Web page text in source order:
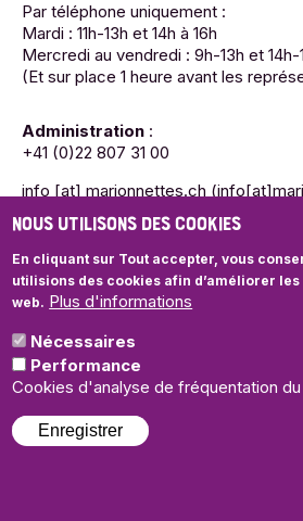
Par téléphone uniquement :
Mardi : 11h-13h et 14h à 16h
Mercredi au vendredi : 9h-13h et 14h-
(Et sur place 1 heure avant les
Administration :
+41 (0)22 807 31 00
info [at] marionnettes.ch
Mardi : 11h-13h et 14h à 16h
Mercredi au vendredi : 9h-13h et 14h-
© Théâtre des Marionnettes de
Politique de confidentialité
Illustrations et graphisme de saison:
NOUS UTILISONS DES COOKIES
En cliquant sur Tout accepter, vous
utilisions des cookies afin d’améliorer
web. Plus d'informations
Nécessaires
Performance
Cookies d'analyse de fréquentation
Enregistrer